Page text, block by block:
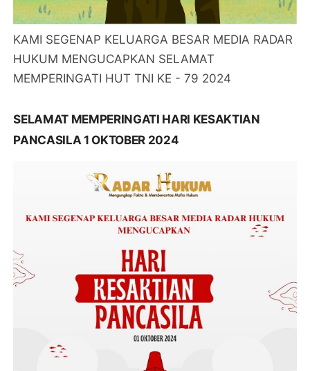
KAMI SEGENAP KELUARGA BESAR MEDIA RADAR
HUKUM MENGUCAPKAN SELAMAT
MEMPERINGATI HUT TNI KE - 79 2024
SELAMAT MEMPERINGATI HARI KESAKTIAN
PANCASILA 1 OKTOBER 2024